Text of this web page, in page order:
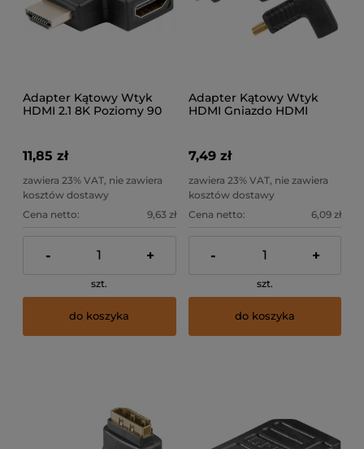
Adapter Kątowy Wtyk
HDMI 2.1 8K Poziomy 90
11,85 zł
zawiera 23% VAT, nie zawiera
kosztów dostawy
Cena netto:
9,63 zł
- +
szt.
do koszyka
Adapter Kątowy Wtyk
HDMI Gniazdo HDMI
7,49 zł
zawiera 23% VAT, nie zawiera
kosztów dostawy
Cena netto:
6,09 zł
- +
szt.
do koszyka